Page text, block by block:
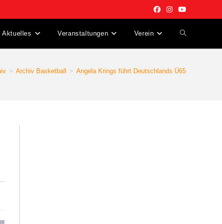
Aktuelles Veranstaltungen Verein Website-
> Archiv Basketball > Angela Krings führt Deutschlands Ü65-Team zum